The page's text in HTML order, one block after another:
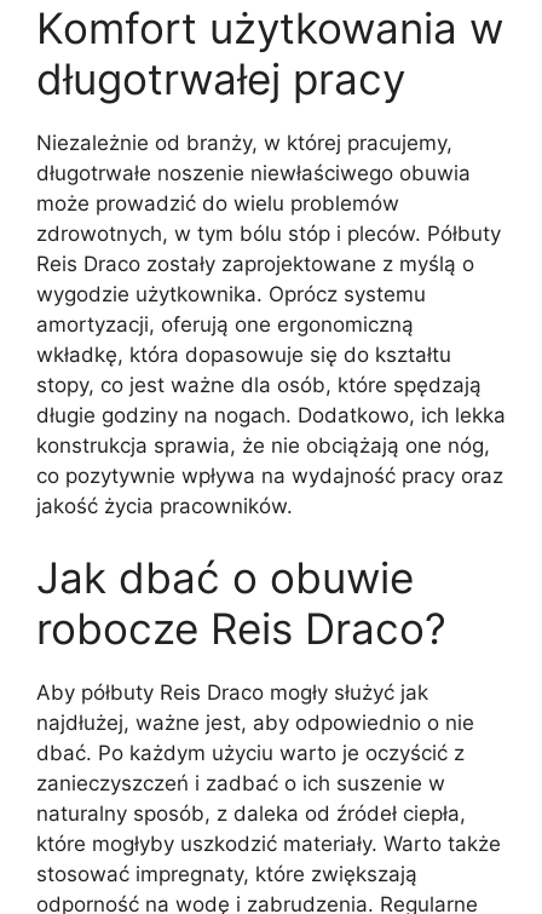
Komfort użytkowania w
długotrwałej pracy
Niezależnie od branży, w której pracujemy,
długotrwałe noszenie niewłaściwego obuwia
może prowadzić do wielu problemów
zdrowotnych, w tym bólu stóp i pleców. Półbuty
Reis Draco zostały zaprojektowane z myślą o
wygodzie użytkownika. Oprócz systemu
amortyzacji, oferują one ergonomiczną
wkładkę, która dopasowuje się do kształtu
stopy, co jest ważne dla osób, które spędzają
długie godziny na nogach. Dodatkowo, ich lekka
konstrukcja sprawia, że nie obciążają one nóg,
co pozytywnie wpływa na wydajność pracy oraz
jakość życia pracowników.
Jak dbać o obuwie
robocze Reis Draco?
Aby półbuty Reis Draco mogły służyć jak
najdłużej, ważne jest, aby odpowiednio o nie
dbać. Po każdym użyciu warto je oczyścić z
zanieczyszczeń i zadbać o ich suszenie w
naturalny sposób, z daleka od źródeł ciepła,
które mogłyby uszkodzić materiały. Warto także
stosować impregnaty, które zwiększają
odporność na wodę i zabrudzenia. Regularne